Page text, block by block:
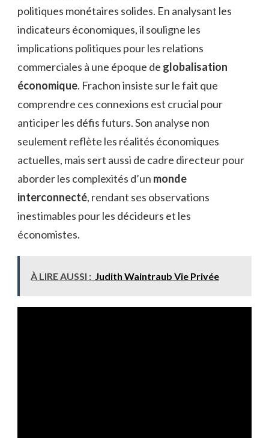
politiques monétaires solides. En analysant les
indicateurs économiques, il souligne les
implications politiques pour les relations
commerciales à une époque de globalisation
économique. Frachon insiste sur le fait que
comprendre ces connexions est crucial pour
anticiper les défis futurs. Son analyse non
seulement reflète les réalités économiques
actuelles, mais sert aussi de cadre directeur pour
aborder les complexités d’un monde
interconnecté, rendant ses observations
inestimables pour les décideurs et les
économistes.
À LIRE AUSSI : Judith Waintraub Vie Privée